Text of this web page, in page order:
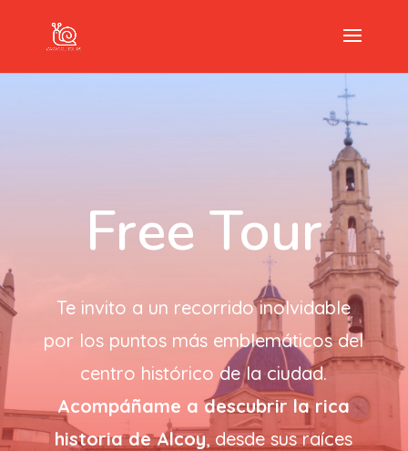
Free Tour
Te invito a un recorrido inolvidable
por los puntos más emblemáticos del
centro histórico de la ciudad.
Acompáñame a descubrir la rica
historia de Alcoy, desde sus raíces